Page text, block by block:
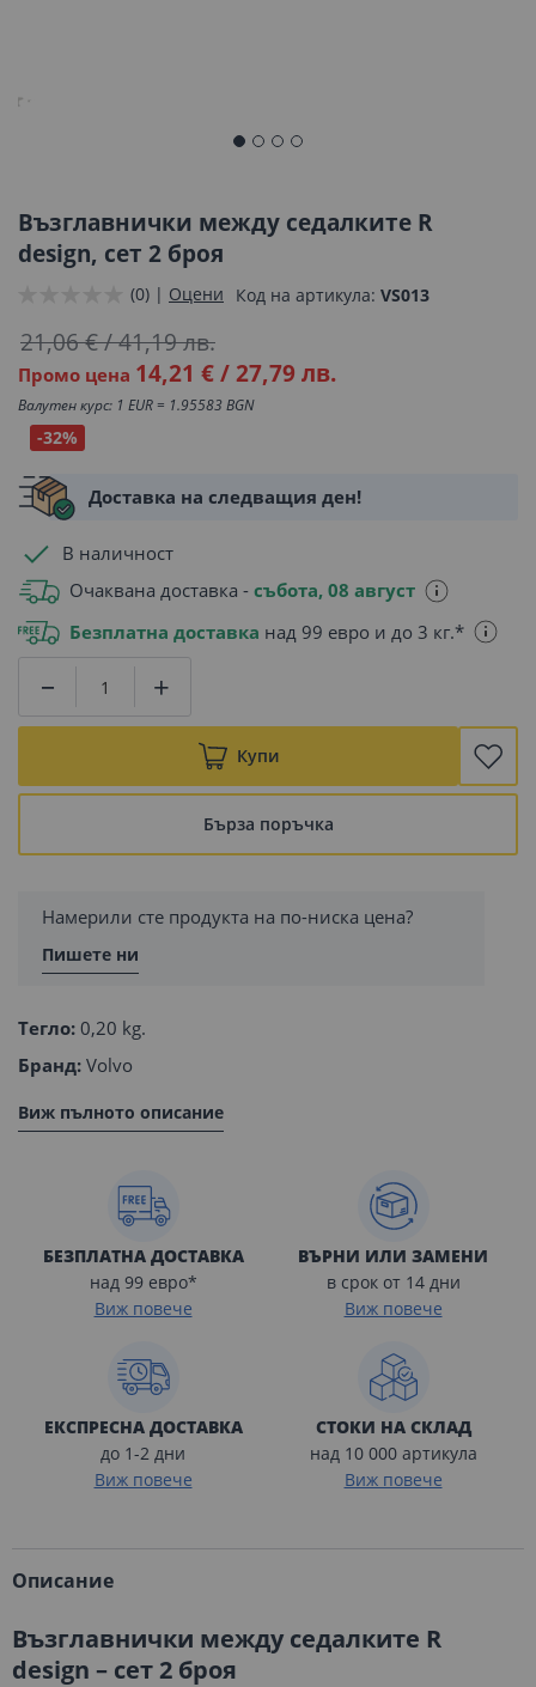
началото
на
галерия
Възглавнички между седалките R
design, сет 2 броя
(0) | Оцени Код на артикула VS013
Промо цена 14,21 €/27,79 лв.
21,06 €/41,19 лв.
Валутен курс: 1 EUR = 1.95583 BGN
-32%
Доставка на следващия ден!
В наличност
Очаквана доставка - събота, 08 август
Безплатна доставка над 99 евро и до 3 кг.*
Купи
Бърза поръчка
Намерили сте продукта на по-ниска цена?
Пишете ни
Тегло: 0,20 kg.
Бранд: Volvo
Виж пълното описание
БЕЗПЛАТНА ДОСТАВКА
над 99 евро*
Виж повече
ВЪРНИ ИЛИ ЗАМЕНИ
в срок от 14 дни
Виж повече
ЕКСПРЕСНА ДОСТАВКА
до 1-2 дни
Виж повече
СТОКИ НА СКЛАД
над 10 000 артикула
Виж повече
Описание
Възглавнички между седалките R
design – сет 2 броя